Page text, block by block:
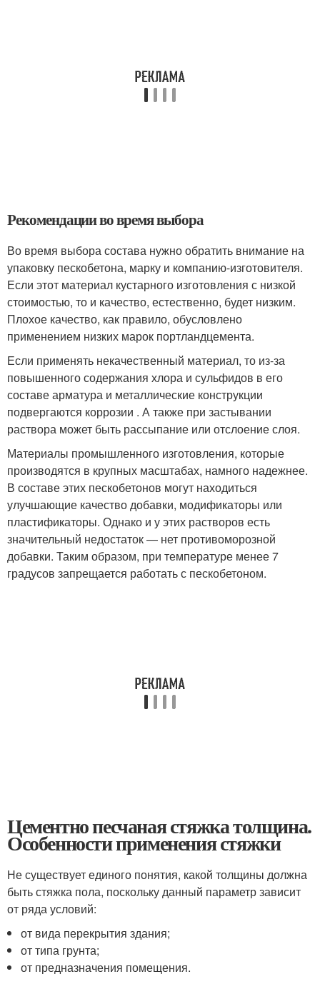
Рекомендации во время выбора
Во время выбора состава нужно обратить внимание на
упаковку пескобетона, марку и компанию-изготовителя.
Если этот материал кустарного изготовления с низкой
стоимостью, то и качество, естественно, будет низким.
Плохое качество, как правило, обусловлено
применением низких марок портландцемента.
Если применять некачественный материал, то из-за
повышенного содержания хлора и сульфидов в его
составе арматура и металлические конструкции
подвергаются коррозии . А также при застывании
раствора может быть рассыпание или отслоение слоя.
Материалы промышленного изготовления, которые
производятся в крупных масштабах, намного надежнее.
В составе этих пескобетонов могут находиться
улучшающие качество добавки, модификаторы или
пластификаторы. Однако и у этих растворов есть
значительный недостаток — нет противоморозной
добавки. Таким образом, при температуре менее 7
градусов запрещается работать с пескобетоном.
Цементно песчаная стяжка толщина.
Особенности применения стяжки
Не существует единого понятия, какой толщины должна
быть стяжка пола, поскольку данный параметр зависит
от ряда условий:
от вида перекрытия здания;
от типа грунта;
от предназначения помещения.